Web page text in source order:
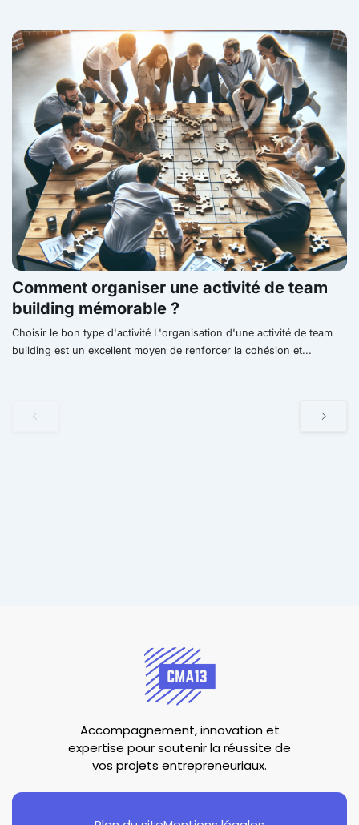
Comment organiser une activité de team
building mémorable ?
Choisir le bon type d'activité L'organisation d'une activité de team
building est un excellent moyen de renforcer la cohésion et...
Accompagnement, innovation et
expertise pour soutenir la réussite de
vos projets entrepreneuriaux.